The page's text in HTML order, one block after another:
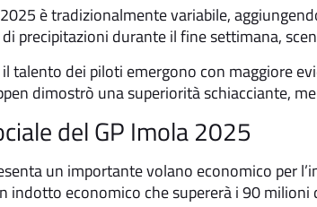
è tradizionalmente variabile,
precipitazioni durante il fine settimana,
talento dei piloti emergono con maggiore
dimostrò una superiorità schiacciante,
del GP Imola 2025
un importante volano economico per
indotto economico che supererà i 90